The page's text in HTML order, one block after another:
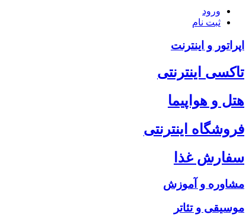
ورود
ثبت نام
اپراتور و اینترنت
تاکسی اینترنتی
هتل و هواپیما
فروشگاه اینترنتی
سفارش غذا
مشاوره و آموزش
موسیقی و تئاتر